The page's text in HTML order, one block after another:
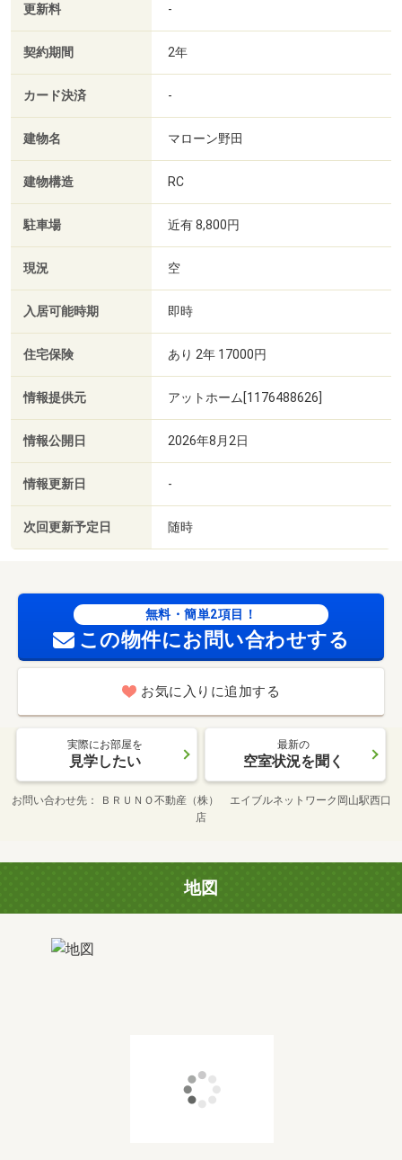
更新料 -
契約期間 2年
カード決済 -
建物名 マローン野田
建物構造 RC
駐車場 近有 8,800円
現況 空
入居可能時期 即時
住宅保険 あり 2年 17000円
情報提供元 アットホーム[1176488626]
情報公開日 2026年8月2日
情報更新日 -
次回更新予定日 随時
無料・簡単2項目！
この物件にお問い合わせする
お気に入りに追加する
実際にお部屋を
見学したい
最新の
空室状況を聞く
お問い合わせ先
ＢＲＵＮＯ不動産（株） エイブルネットワーク岡山駅西口
店
地図